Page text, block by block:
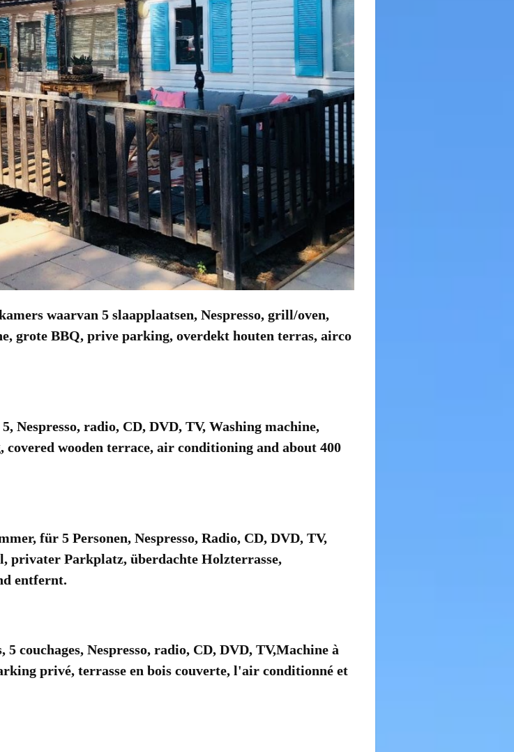
waarvan 5 slaapplaatsen, Nespresso, grill/oven,
grote BBQ, prive parking, overdekt houten terras, airco
Nespresso, radio, CD, DVD, TV, Washing machine,
wooden terrace, air conditioning and about 400
für 5 Personen, Nespresso, Radio, CD, DVD, TV,
privater Parkplatz, überdachte Holzterrasse,
entfernt.
couchages, Nespresso, radio, CD, DVD, TV,Machine à
privé, terrasse en bois couverte, l'air conditionné et